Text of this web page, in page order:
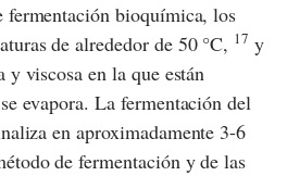
fermentación bioquímica, los
de alrededor de 50 °C, 17 y
viscosa en la que están
evapora. La fermentación del
en aproximadamente 3-6
de fermentación y de las